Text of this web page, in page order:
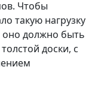
Чтобы
такую нагрузку
оно должно быть
доски, с